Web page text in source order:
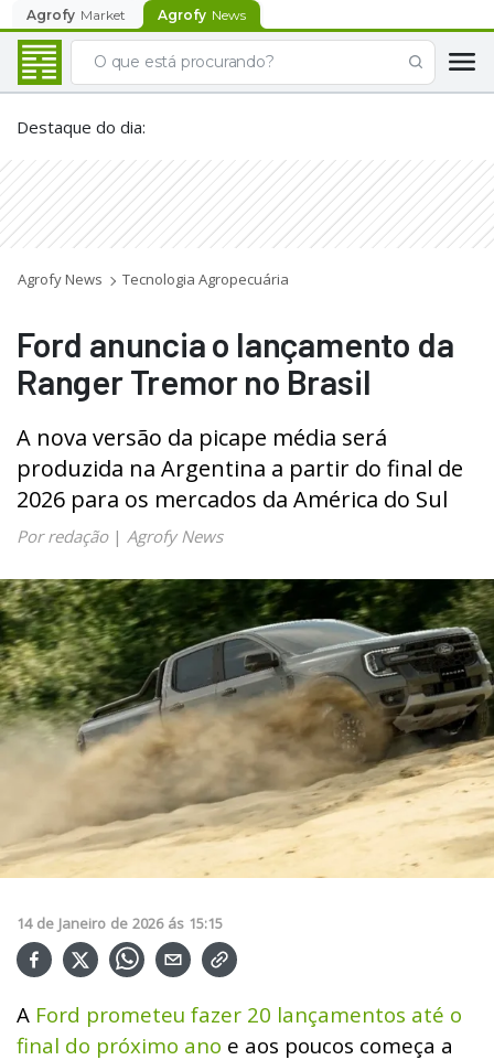
Agrofy Market Agrofy News
Destaque do dia:
Agrofy News Tecnologia Agropecuária
Ford anuncia o lançamento da
Ranger Tremor no Brasil
A nova versão da picape média será
produzida na Argentina a partir do final de
2026 para os mercados da América do Sul
Por redação| Agrofy News
14 de Janeiro de 2026 ás 15:15
A Ford prometeu fazer 20 lançamentos até o
final do próximo ano e aos poucos começa a